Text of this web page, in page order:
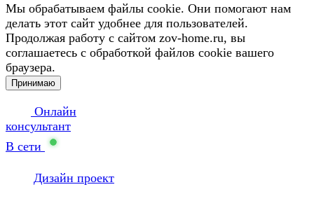
Мы обрабатываем файлы cookie. Они помогают нам
делать этот сайт удобнее для пользователей.
Продолжая работу с сайтом zov-home.ru, вы
соглашаетесь с обработкой файлов cookie вашего
браузера.
Принимаю
Онлайн
консультант
В сети
Дизайн проект